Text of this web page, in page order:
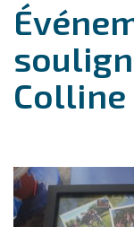
Colline